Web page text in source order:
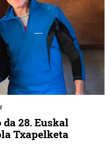
28. Euskal
Txapelketa